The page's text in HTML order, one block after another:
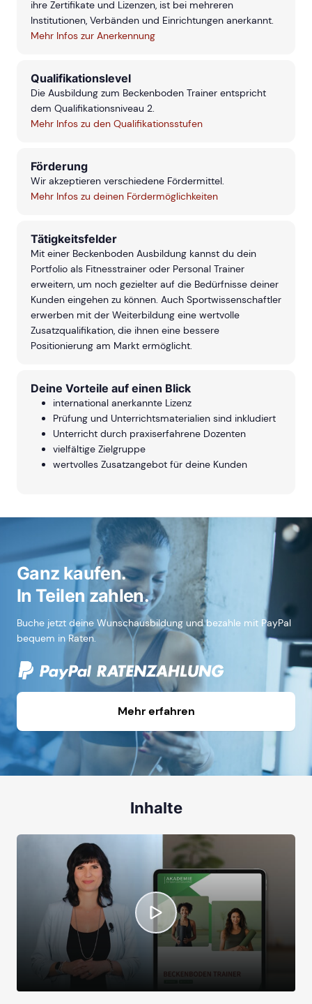
ihre Zertifikate und Lizenzen, ist bei mehreren
Institutionen, Verbänden und Einrichtungen anerkannt.
Mehr Infos zur Anerkennung
Qualifikationslevel
Die Ausbildung zum Beckenboden Trainer entspricht
dem Qualifikationsniveau 2.
Mehr Infos zu den Qualifikationsstufen
Förderung
Wir akzeptieren verschiedene Fördermittel.
Mehr Infos zu deinen Fördermöglichkeiten
Tätigkeitsfelder
Mit einer Beckenboden Ausbildung kannst du dein
Portfolio als Fitnesstrainer oder Personal Trainer
erweitern, um noch gezielter auf die Bedürfnisse deiner
Kunden eingehen zu können. Auch Sportwissenschaftler
erwerben mit der Weiterbildung eine wertvolle
Zusatzqualifikation, die ihnen eine bessere
Positionierung am Markt ermöglicht.
Deine Vorteile auf einen Blick
international anerkannte Lizenz
Prüfung und Unterrichtsmaterialien sind inkludiert
Unterricht durch praxiserfahrene Dozenten
vielfältige Zielgruppe
wertvolles Zusatzangebot für deine Kunden
Ganz kaufen.
In Teilen zahlen.
Buche jetzt deine Wunschausbildung und bezahle mit PayPal
bequem in Raten.
Mehr erfahren
Inhalte